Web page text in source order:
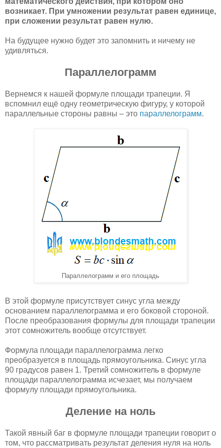
возникает. При умножении результат равен единице,
при сложении результат равен нулю.
На будущее нужно будет это запомнить и ничему не
удивляться.
Параллелограмм
Вернемся к нашей формуле площади трапеции. Я
вспомнил ещё одну геометрическую фигуру, у которой
параллельные стороны равны – это параллелограмм.
Параллелограмм и его площадь
В этой формуле присутствует синус угла между
основанием параллелограмма и его боковой стороной.
После преобразования формулы для площади трапеции
этот сомножитель вообще отсутствует.
Формула площади параллелограмма легко
преобразуется в площадь прямоугольника. Синус угла
90 градусов равен 1. Третий сомножитель в формуле
площади параллелограмма исчезает, мы получаем
формулу площади прямоугольника.
Деление на ноль
Такой явный баг в формуле площади трапеции говорит о
том, что рассматривать результат деления нуля на ноль